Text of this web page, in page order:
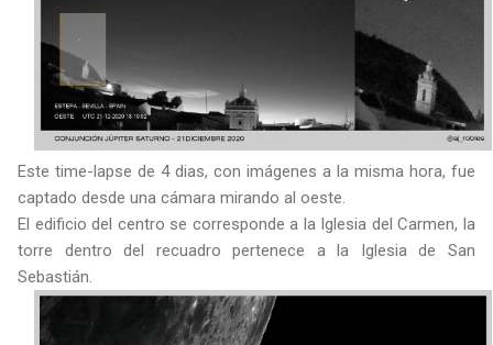
Este time-lapse de 4 dias, con imágenes a la misma hora, fue
captado desde una cámara mirando al oeste.
El edificio del centro se corresponde a la Iglesia del Carmen, la
torre dentro del recuadro pertenece a la Iglesia de San
Sebastián.